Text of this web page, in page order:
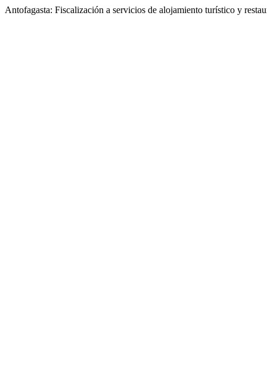
Antofagasta: Fiscalización a servicios de alojamiento turístico y